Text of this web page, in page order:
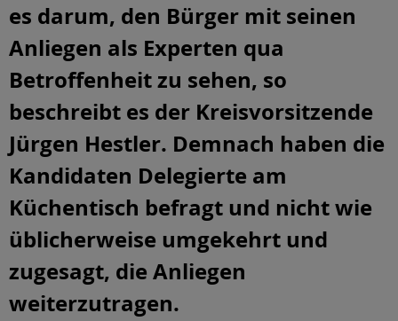
es darum, den Bürger mit seinen
Anliegen als Experten qua
Betroffenheit zu sehen, so
beschreibt es der Kreisvorsitzende
Jürgen Hestler. Demnach haben die
Kandidaten Delegierte am
Küchentisch befragt und nicht wie
üblicherweise umgekehrt und
zugesagt, die Anliegen
weiterzutragen.